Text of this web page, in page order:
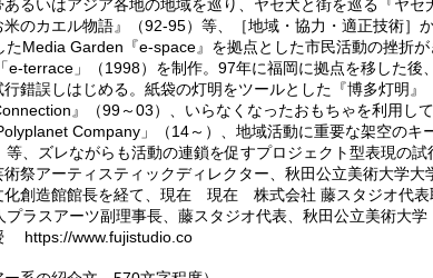
るいはアジア各地の地域を巡り、ヤセ犬と街を巡る『ヤ
のカエル物語』（92-95）等、［地域・協力・適正技術］
たMedia Garden『e-space』を拠点とした市民活動の挫折
e-terrace」（1998）を制作。97年に福岡に拠点を移した後
錯誤しはじめる。紙袋の灯明をツールとした『博多灯明
』（99～03）、いらなくなったおもちゃを利用し
Company」（14～）、地域活動に重要な架空のキ
等、ズレながらも活動の連鎖を促すプロジェクト型表現の
祭アーティスティックディレクター、秋田公立美術大学大
化創造館館長を経て、現在 現在 株式会社 藤スタジオ代表
プラスアーツ副理事長、 藤スタジオ代表、秋田公立美術大
https://www.fujistudio.co